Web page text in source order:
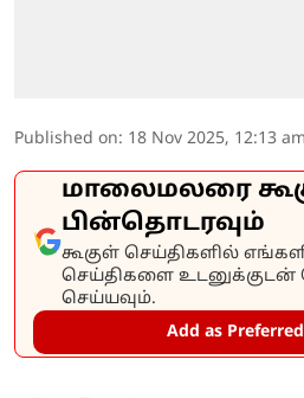
Published on: 18 Nov 2025, 12:13 am
மாலைமலரை
பின்தொடரவும்
கூகுள் செய்திகளில்
செய்திகளை உடனுக்குடன்
செய்யவும்.
Add as